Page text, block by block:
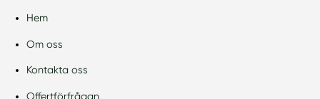
Hem
Om oss
Kontakta oss
Offertförfrågan